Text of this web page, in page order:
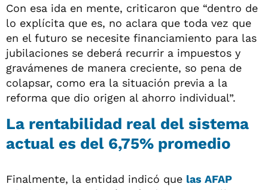
Con esa ida en mente, criticaron que “dentro de
lo explícita que es, no aclara que toda vez que
en el futuro se necesite financiamiento para las
jubilaciones se deberá recurrir a impuestos y
gravámenes de manera creciente, so pena de
colapsar, como era la situación previa a la
reforma que dio origen al ahorro individual”.
La rentabilidad real del sistema
actual es del 6,75% promedio
Finalmente, la entidad indicó que las AFAP